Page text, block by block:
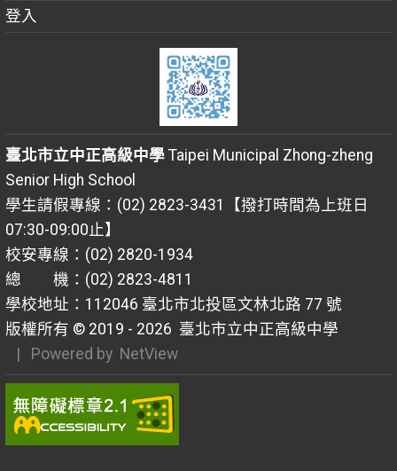
登入
臺北市立中正高級中學Taipei Municipal Zhong-zheng
Senior High School
學生請假專線：(02) 2823-3431【撥打時間為上班日
07:30-09:00止】
校安專線：(02) 2820-1934
總 機：(02) 2823-4811
學校地址：112046 臺北市北投區文林北路 77 號
版權所有 © 2019 - 2026 臺北市立中正高級中學
| Powered by NetView